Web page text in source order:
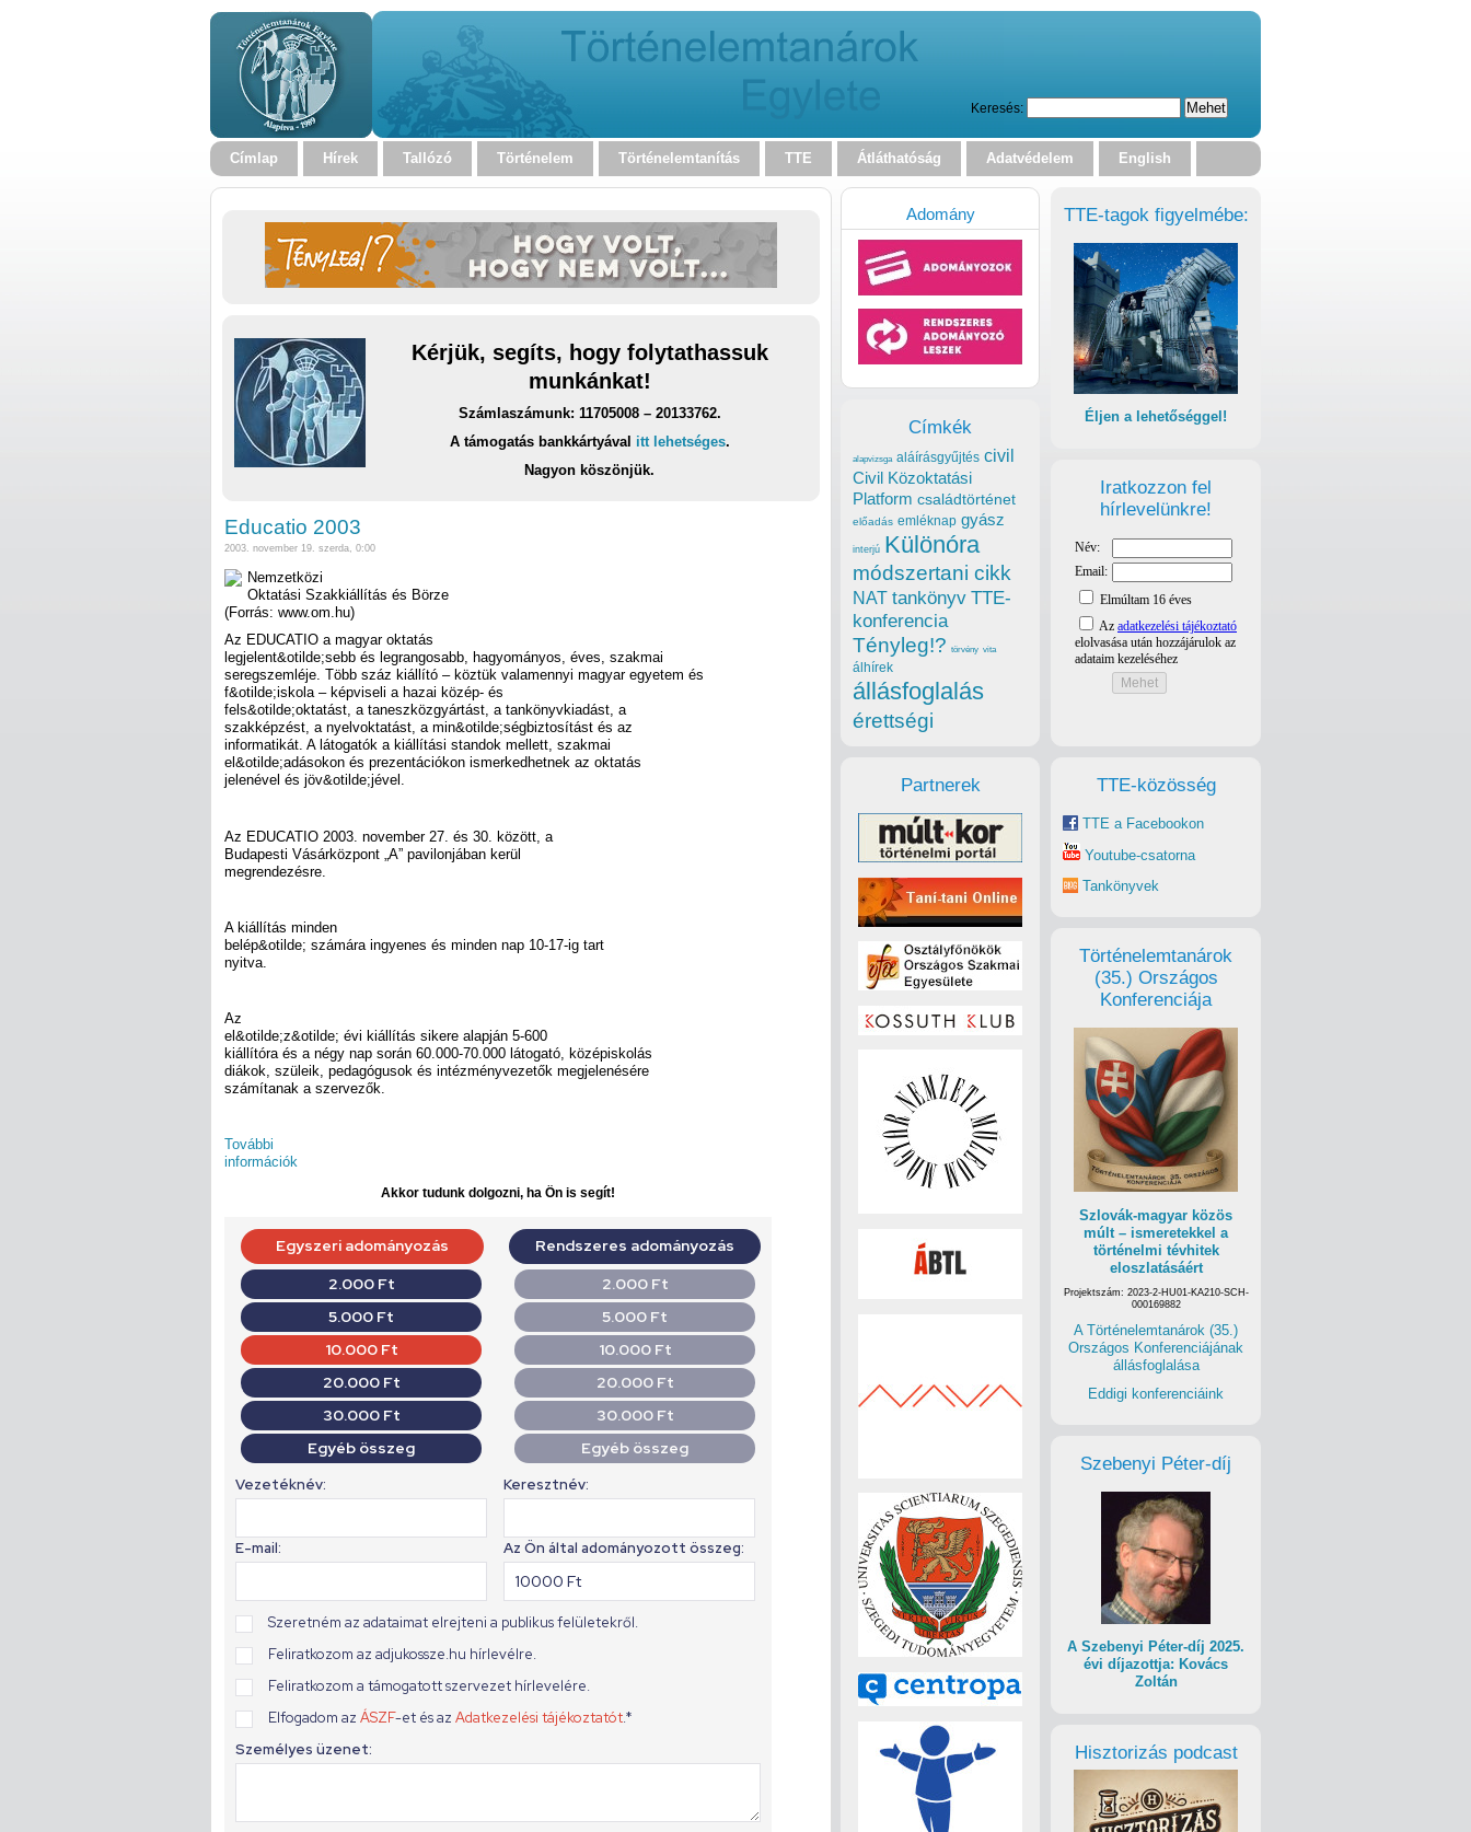
Keresés:
Címlap Hírek Tallózó Történelem Történelemtanítás TTE Átláthatóság Adatvédelem English
Kérjük, segíts, hogy folytathassuk
munkánkat!
Számlaszámunk: 11705008 – 20133762.
A támogatás bankkártyával itt lehetséges.
Nagyon köszönjük.
Educatio 2003
2003. november 19. szerda, 0:00
Nemzetközi
Oktatási Szakkiállítás és Börze
(Forrás: www.om.hu)
Az EDUCATIO a magyar oktatás
legjelent&otilde;sebb és legrangosabb, hagyományos, éves, szakmai
seregszemléje. Több száz kiállító – köztük valamennyi magyar egyetem és
f&otilde;iskola – képviseli a hazai közép- és
fels&otilde;oktatást, a taneszközgyártást, a tankönyvkiadást, a
szakképzést, a nyelvoktatást, a min&otilde;ségbiztosítást és az
informatikát. A látogatók a kiállítási standok mellett, szakmai
el&otilde;adásokon és prezentációkon ismerkedhetnek az oktatás
jelenével és jöv&otilde;jével.
Az EDUCATIO 2003. november 27. és 30. között, a
Budapesti Vásárközpont „A” pavilonjában kerül
megrendezésre.
A kiállítás minden
belép&otilde; számára ingyenes és minden nap 10-17-ig tart
nyitva.
Az
el&otilde;z&otilde; évi kiállítás sikere alapján 5-600
kiállítóra és a négy nap során 60.000-70.000 látogató, középiskolás
diákok, szüleik, pedagógusok és intézményvezetők megjelenésére
számítanak a szervezők.
További
információk
Akkor tudunk dolgozni, ha Ön is segít!
TTE-tagok figyelmébe:
Éljen a lehetőséggel!
Iratkozzon fel
hírlevelünkre!
TTE-közösség
TTE a Facebookon
Youtube-csatorna
Tankönyvek
Történelemtanárok
(35.) Országos
Konferenciája
Szlovák-magyar közös
múlt – ismeretekkel a
történelmi tévhitek
eloszlatásáért
Projektszám: 2023-2-HU01-KA210-SCH-
000169882
A Történelemtanárok (35.)
Országos Konferenciájának
állásfoglalása
Eddigi konferenciáink
Szebenyi Péter-díj
A Szebenyi Péter-díj 2025.
évi díjazottja: Kovács
Zoltán
Hisztorizás podcast
Adomány
Címkék
alapvizsga aláírásgyűjtés civil
Civil Közoktatási
Platform családtörténet
előadás emléknap gyász
interjú Különóra
módszertani cikk
NAT tankönyv TTE-
konferencia
Tényleg!? törvény vita
álhírek
állásfoglalás
érettségi
Partnerek